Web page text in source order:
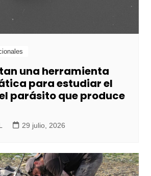
una herramienta
para estudiar el
parásito que produce
29 julio, 2026